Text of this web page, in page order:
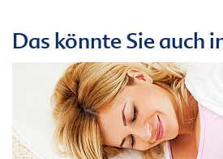
Das könnte Sie auch